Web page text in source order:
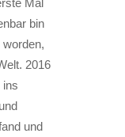
Mal
bin
2016
ins
und